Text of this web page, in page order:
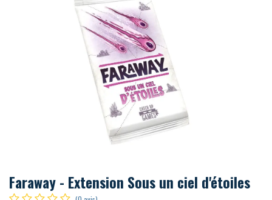
Faraway - Extension Sous un ciel d'étoiles